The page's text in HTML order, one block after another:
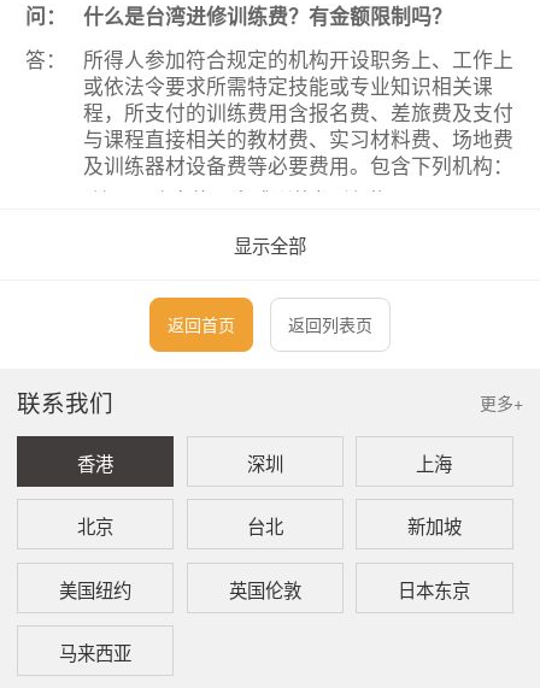
问：
什么是台湾进修训练费？有金额限制吗？
答：
所得人参加符合规定的机构开设职务上、工作上
或依法令要求所需特定技能或专业知识相关课
程，所支付的训练费用含报名费、差旅费及支付
与课程直接相关的教材费、实习材料费、场地费
及训练器材设备费等必要费用。包含下列机构：
境
政府的研究或训练机(关)构。
构。
卫生福利部评鉴合格之教学医院。
依法立案的短期补习班。
营业项目与人才培训有关的公司法人。
境
外：
国外政府的研究或训练机构。
国、大陆地区、香港或澳门大专校院、
显示全部
返回首页 返回列表页
更多+
联系我们
香港 深圳 上海
北京 台北 新加坡
美国纽约 英国伦敦 日本东京
马来西亚